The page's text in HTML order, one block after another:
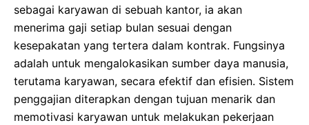
sebagai karyawan di sebuah kantor, ia akan
menerima gaji setiap bulan sesuai dengan
kesepakatan yang tertera dalam kontrak. Fungsinya
adalah untuk mengalokasikan sumber daya manusia,
terutama karyawan, secara efektif dan efisien. Sistem
penggajian diterapkan dengan tujuan menarik dan
memotivasi karyawan untuk melakukan pekerjaan